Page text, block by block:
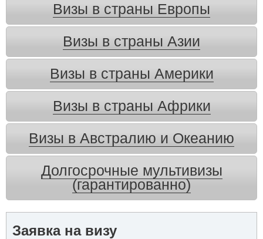
Визы в страны Европы
Визы в страны Азии
Визы в страны Америки
Визы в страны Африки
Визы в Австралию и Океанию
Долгосрочные мультивизы
(гарантированно)
Заявка на визу